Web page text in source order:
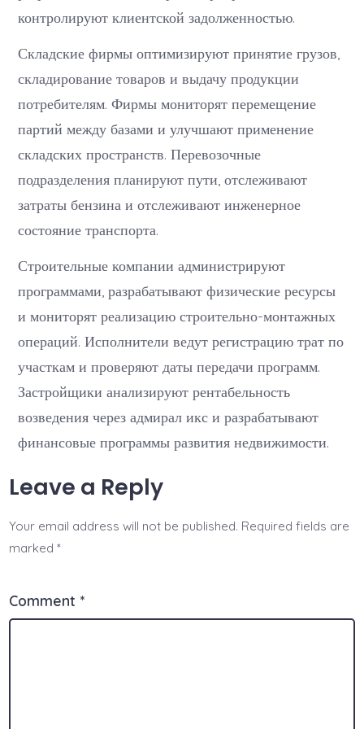
контролируют клиентской задолженностью.
Складские фирмы оптимизируют принятие грузов,
складирование товаров и выдачу продукции
потребителям. Фирмы мониторят перемещение
партий между базами и улучшают применение
складских пространств. Перевозочные
подразделения планируют пути, отслеживают
затраты бензина и отслеживают инженерное
состояние транспорта.
Строительные компании администрируют
программами, разрабатывают физические ресурсы
и мониторят реализацию строительно-монтажных
операций. Исполнители ведут регистрацию трат по
участкам и проверяют даты передачи программ.
Застройщики анализируют рентабельность
возведения через адмирал икс и разрабатывают
финансовые программы развития недвижимости.
Leave a Reply
Your email address will not be published. Required fields are
marked*
Comment *